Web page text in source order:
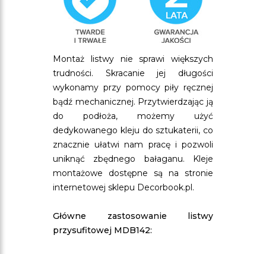
Montaż listwy nie sprawi większych
trudności. Skracanie jej długości
wykonamy przy pomocy piły ręcznej
bądź mechanicznej. Przytwierdzając ją
do podłoża, możemy użyć
dedykowanego kleju do sztukaterii, co
znacznie ułatwi nam pracę i pozwoli
uniknąć zbędnego bałaganu. Kleje
montażowe dostępne są na stronie
internetowej sklepu Decorbook.pl.
Główne zastosowanie listwy
przysufitowej MDB142: